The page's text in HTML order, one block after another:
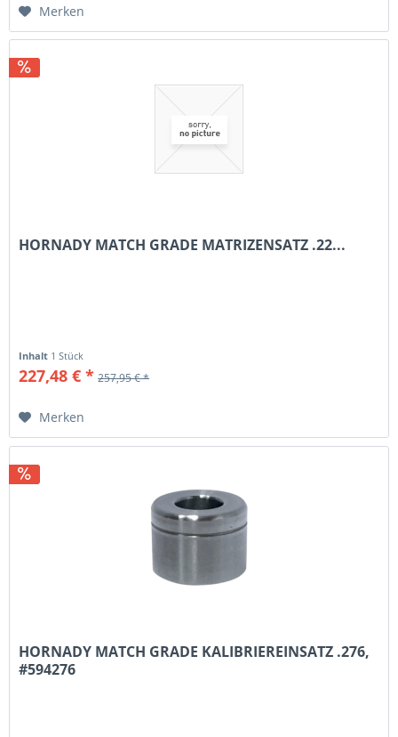
Merken
HORNADY MATCH GRADE MATRIZENSATZ .22...
Inhalt 1 Stück
227,48 € * 257,95 € *
Merken
HORNADY MATCH GRADE KALIBRIEREINSATZ .276,
#594276